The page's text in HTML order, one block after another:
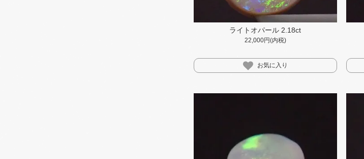
ライトオパール 2.18ct
22,000円(内税)
お気に入り